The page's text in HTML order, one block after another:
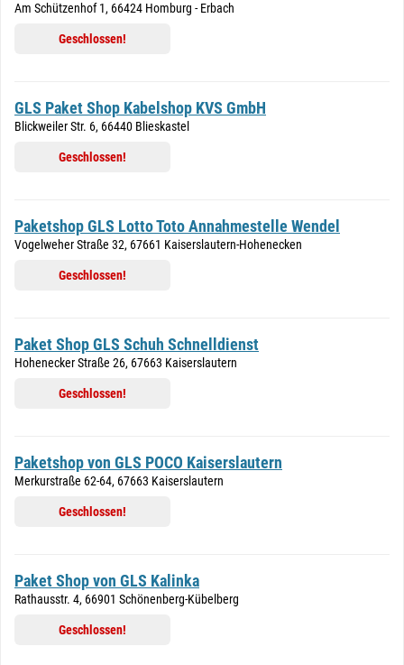
Am Schützenhof 1, 66424 Homburg - Erbach
Geschlossen!
GLS Paket Shop Kabelshop KVS GmbH
Blickweiler Str. 6, 66440 Blieskastel
Geschlossen!
Paketshop GLS Lotto Toto Annahmestelle Wendel
Vogelweher Straße 32, 67661 Kaiserslautern-Hohenecken
Geschlossen!
Paket Shop GLS Schuh Schnelldienst
Hohenecker Straße 26, 67663 Kaiserslautern
Geschlossen!
Paketshop von GLS POCO Kaiserslautern
Merkurstraße 62-64, 67663 Kaiserslautern
Geschlossen!
Paket Shop von GLS Kalinka
Rathausstr. 4, 66901 Schönenberg-Kübelberg
Geschlossen!